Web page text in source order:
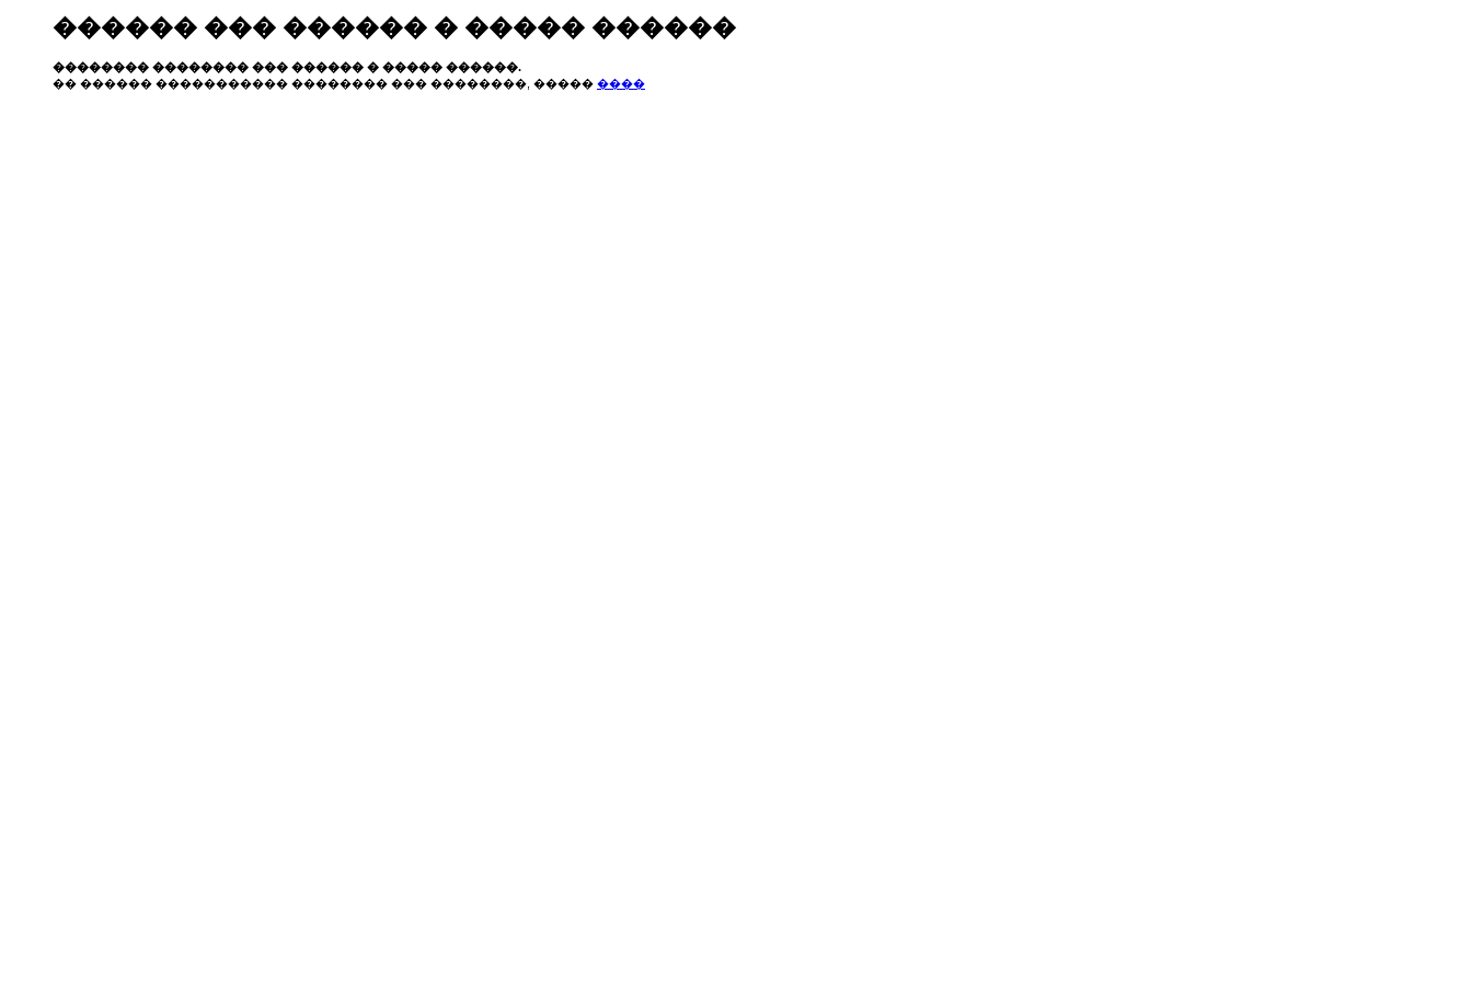
������ ��� ������ � ����� ������
�������� �������� ��� ������ � ����� ������.
�� ������ ����������� �������� ��� ��������, ����� ����